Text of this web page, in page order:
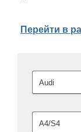
Перейти в